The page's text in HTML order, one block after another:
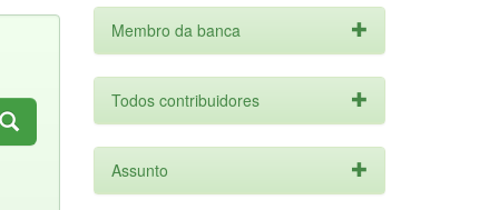
Membro da banca
Todos contribuidores
Assunto